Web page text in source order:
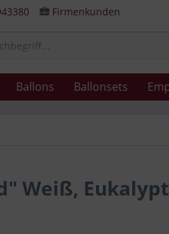
Firmenkunden
Ballons Ballonsets
Weiß,